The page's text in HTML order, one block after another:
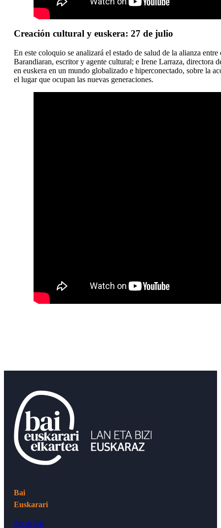
Creación cultural y euskera: 27 de julio
En este coloquio se analizará el estado de salud de la alianza
Barandiaran, escritor y agente cultural; e Irene Larraza, directora
en euskera en un mundo globalizado e hiperconectado, sobre la
el lugar que ocupan las nuevas generaciones.
Bai
Euskarari
Zer da Bai